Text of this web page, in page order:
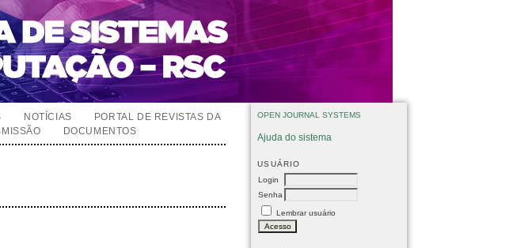
OPEN JOURNAL SYSTEMS
Ajuda do sistema
USUÁRIO
Login
Senha
Lembrar usuário
NOTÍCIAS
PORTAL DE REVISTAS DA
DOCUMENTOS